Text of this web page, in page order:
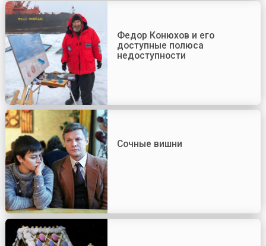
Федор Конюхов и его
доступные полюса
недоступности
Сочные вишни